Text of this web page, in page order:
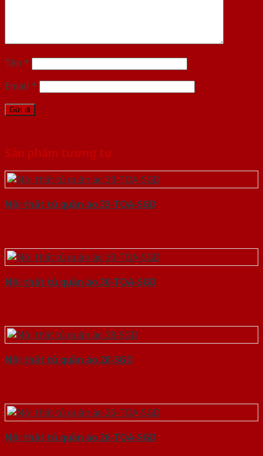
Tên *
Email *
Sản phẩm tương tự
Nội thất tủ quần áo 33-TQA-SGD
Nội thất tủ quần áo 30-TQA-SGD
Nội thất tủ quần áo 28-SGD
Nội thất tủ quần áo 26-TQA-SGD